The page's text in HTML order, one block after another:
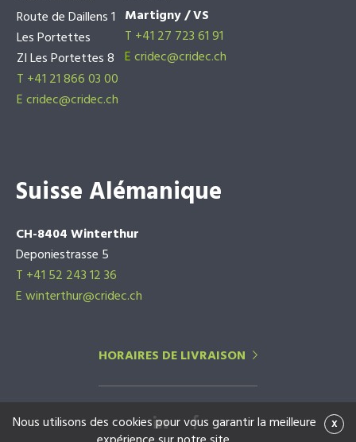
Route de Daillens 1
Les Portettes
ZI Les Portettes 8
T +41 21 866 03 00
Ecridec@cridec.ch
Martigny / VS
T +41 27 723 61 91
Ecridec@cridec.ch
Suisse Alémanique
CH-8404 Winterthur
Deponiestrasse 5
T +41 52 243 12 36
E winterthur@cridec.ch
HORAIRES DE LIVRAISON
x
Nous utilisons des cookies pour vous garantir la meilleure